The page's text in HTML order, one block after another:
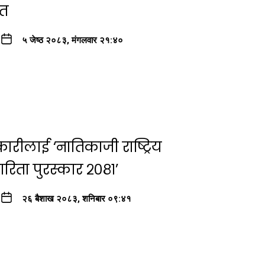
५ जेष्ठ २०८३, मंगलवार २१:४०
‘नातिकाजी राष्ट्रिय
पुरस्कार २०८१’
२६ बैशाख २०८३, शनिबार ०९:४१